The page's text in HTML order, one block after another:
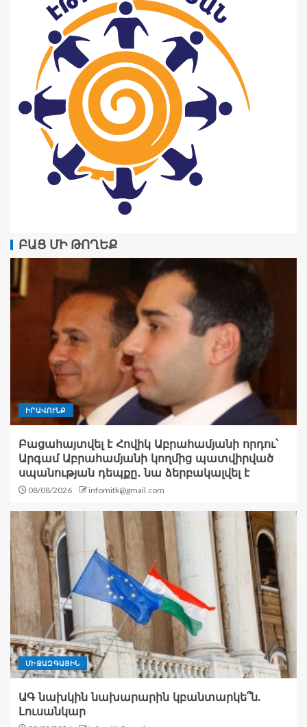
ԲԱՑ ՄԻ ԹՈՂԵՔ
ԻՐԱՎՈՒՆՔ
Բացահայտվել է Հովիկ Աբրահամյանի որդու՝
Արգամ Աբրահամյանի կողմից պատվիրված
սպանության դեպքը․ նա ձերբակալվել է
08/08/2026 infomitk@gmail.com
ՄԻՋԱԶԳԱՅԻՆ
ԱԳ նախկին նախարարին կբանտարկե՞ն.
Լուսանկար